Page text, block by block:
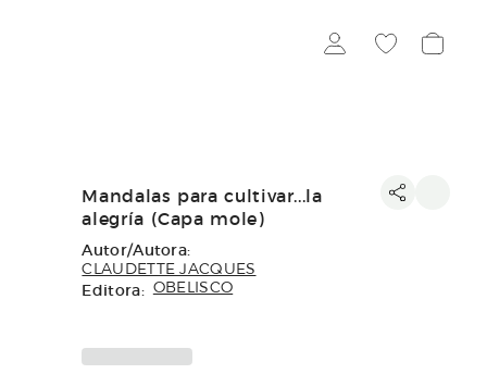
Mandalas para cultivar...la
alegría (Capa mole)
Autor/Autora:
CLAUDETTE JACQUES
Editora: OBELISCO